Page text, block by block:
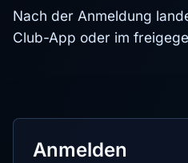
Nach der Anmeldung
Club-App oder im
Anmelden